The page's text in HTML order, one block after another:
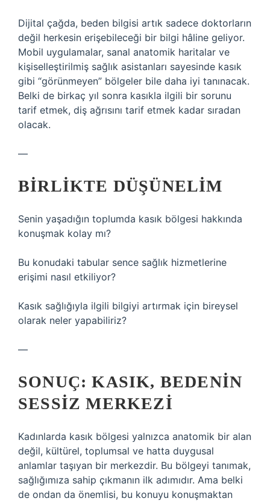
Dijital çağda, beden bilgisi artık sadece doktorların
değil herkesin erişebileceği bir bilgi hâline geliyor.
Mobil uygulamalar, sanal anatomik haritalar ve
kişiselleştirilmiş sağlık asistanları sayesinde kasık
gibi “görünmeyen” bölgeler bile daha iyi tanınacak.
Belki de birkaç yıl sonra kasıkla ilgili bir sorunu
tarif etmek, diş ağrısını tarif etmek kadar sıradan
olacak.
—
BIRLIKTE DÜŞÜNELIM
Senin yaşadığın toplumda kasık bölgesi hakkında
konuşmak kolay mı?
Bu konudaki tabular sence sağlık hizmetlerine
erişimi nasıl etkiliyor?
Kasık sağlığıyla ilgili bilgiyi artırmak için bireysel
olarak neler yapabiliriz?
—
SONUÇ: KASIK, BEDENIN
SESSIZ MERKEZI
Kadınlarda kasık bölgesi yalnızca anatomik bir alan
değil, kültürel, toplumsal ve hatta duygusal
anlamlar taşıyan bir merkezdir. Bu bölgeyi tanımak,
sağlığımıza sahip çıkmanın ilk adımıdır. Ama belki
de ondan da önemlisi, bu konuyu konuşmaktan